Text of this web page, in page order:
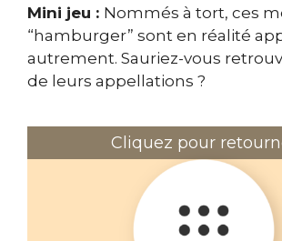
Mini jeu : Nommés à tort, ces
“hamburger” sont en réalité
autrement. Sauriez-vous
de leurs appellations ?
Cliquez pour
Le menu Bentô